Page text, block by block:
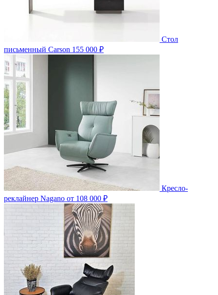
Стол
письменный Carson 155 000 ₽
Кресло-
реклайнер Nagano от 108 000 ₽